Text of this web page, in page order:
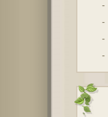
-
-
-
-